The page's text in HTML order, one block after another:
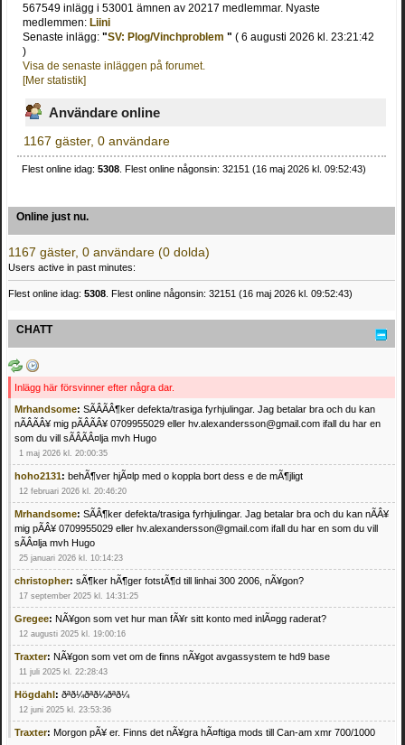
567549 inlägg i 53001 ämnen av 20217 medlemmar. Nyaste
medlemmen:Liini
Senaste inlägg:"SV: Plog/Vinchproblem" ( 6 augusti 2026 kl. 23:21:42
)
Visa de senaste inläggen på forumet.
[Mer statistik]
Användare online
1167 gäster, 0 användare
Flest online idag:5308 . Flest online någonsin: 32151 (16 maj 2026 kl. 09:52:43)
Online just nu.
1167 gäster, 0 användare (0 dolda)
Users active in past minutes:
Flest online idag: 5308 . Flest online någonsin: 32151 (16 maj 2026 kl. 09:52:43)
CHATT
Inlägg här försvinner efter några dar.
Mrhandsome: SÃÂÃÂ¶ker defekta/trasiga fyrhjulingar. Jag betalar bra och du kan
nÃÂÃÂ¥ mig pÃÂÃÂ¥ 0709955029 eller hv.alexandersson@gmail.com ifall du har en
som du vill sÃÂÃÂ¤lja mvh Hugo
1 maj 2026 kl. 20:00:35
hoho2131: behÃ¶ver hjÃ¤lp med o koppla bort dess e de mÃ¶jligt
12 februari 2026 kl. 20:46:20
Mrhandsome: SÃÂ¶ker defekta/trasiga fyrhjulingar. Jag betalar bra och du kan nÃÂ¥
mig pÃÂ¥ 0709955029 eller hv.alexandersson@gmail.com ifall du har en som du vill
sÃÂ¤lja mvh Hugo
25 januari 2026 kl. 10:14:23
christopher: sÃ¶ker hÃ¶ger fotstÃ¶d till linhai 300 2006, nÃ¥gon?
17 september 2025 kl. 14:31:25
Gregee: NÃ¥gon som vet hur man fÃ¥r sitt konto med inlÃ¤gg raderat?
12 augusti 2025 kl. 19:00:16
Traxter: NÃ¥gon som vet om de finns nÃ¥got avgassystem te hd9 base
11 juli 2025 kl. 22:28:43
Högdahl: ðªð¼ðªð¼ðªð¼
12 juni 2025 kl. 23:53:36
Traxter: Morgon pÃ¥ er. Finns det nÃ¥gra hÃ¤ftiga mods till Can-am xmr 700/1000